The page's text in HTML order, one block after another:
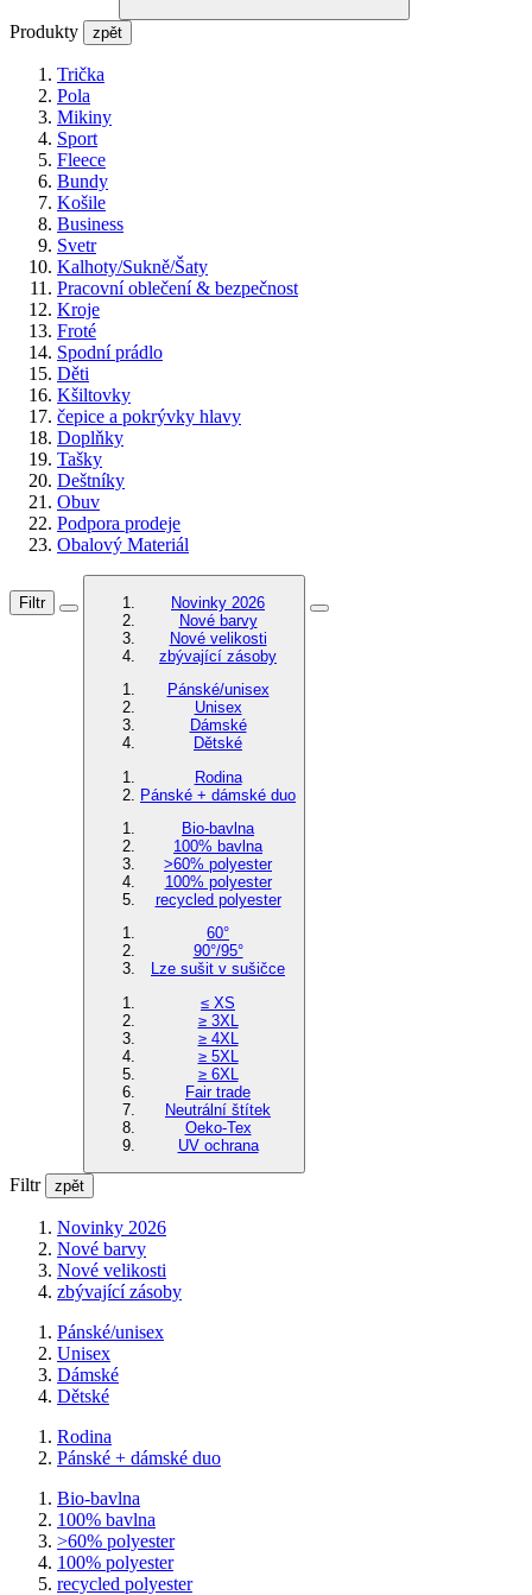
Produkty zpět
Trička
Pola
Mikiny
Sport
Fleece
Bundy
Košile
Business
Svetr
Kalhoty/Sukně/Šaty
Pracovní oblečení & bezpečnost
Kroje
Froté
Spodní prádlo
Děti
Kšiltovky
čepice a pokrývky hlavy
Doplňky
Tašky
Deštníky
Obuv
Podpora prodeje
Obalový Materiál
Filtr
Novinky 2026
Nové barvy
Nové velikosti
zbývající zásoby
Pánské/unisex
Unisex
Dámské
Dětské
Rodina
Pánské + dámské duo
Bio-bavlna
100% bavlna
>60% polyester
100% polyester
recycled polyester
60°
90°/95°
Lze sušit v sušičce
≤ XS
≥ 3XL
≥ 4XL
≥ 5XL
≥ 6XL
Fair trade
Neutrální štítek
Oeko-Tex
UV ochrana
Filtr zpět
Novinky 2026
Nové barvy
Nové velikosti
zbývající zásoby
Pánské/unisex
Unisex
Dámské
Dětské
Rodina
Pánské + dámské duo
Bio-bavlna
100% bavlna
>60% polyester
100% polyester
recycled polyester